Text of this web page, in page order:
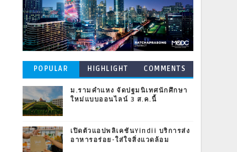
POPULAR
POSTS
HIGHLIGHT COMMENTS
ม.รามคำแหง จัดปฐมนิเทศนักศึกษา
ใหม่แบบออนไลน์ 3 ส.ค.นี้
เปิดตัวแอปพลิเคชันYindii บริการส่ง
อาหารอร่อย-ใส่ใจสิ่งแวดล้อม